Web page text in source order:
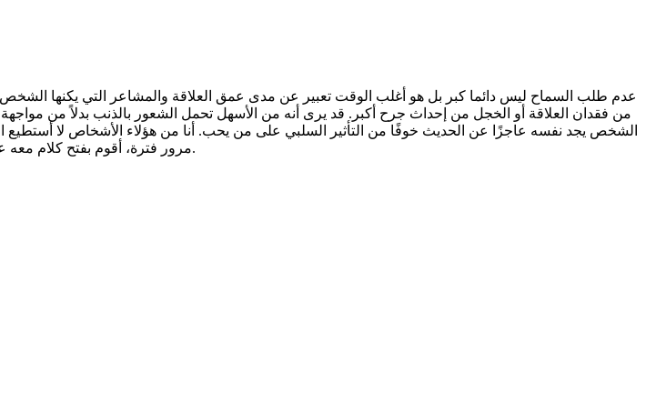
من فقدان العلاقة أو الخجل من إحداث جرح أكبر. قد يرى أنه من الأسهل تحمل الشعور بالذنب بدلاً من
الشخص يجد نفسه عاجزًا عن الحديث خوفًا من التأثير السلبي على من يحب. أنا من هؤلاء الأشخاص لا
مرور فترة، أقوم بفتح كلام معه عن طريق مزحة أو هدية، ولكن الاعتذار بشكل مباشر يمكن أن يأتي بعد رؤية رد فعل الطرف الآخر.